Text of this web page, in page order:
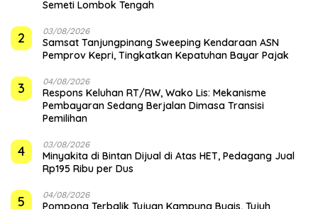
Semeti Lombok Tengah
2 03/08/2026
Samsat Tanjungpinang Sweeping Kendaraan ASN
Pemprov Kepri, Tingkatkan Kepatuhan Bayar Pajak
3 04/08/2026
‎Respons Keluhan RT/RW, Wako Lis: Mekanisme
Pembayaran Sedang Berjalan Dimasa Transisi
Pemilihan
4 03/08/2026
Minyakita di Bintan Dijual di Atas HET, Pedagang Jual
Rp195 Ribu per Dus
5 04/08/2026
Pompong Terbalik Tujuan Kampung Bugis, Tujuh